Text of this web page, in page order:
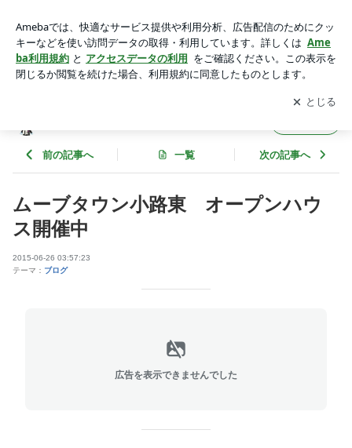
ログ
アプリをダウンロードして ブログの更新通知
を受け取りまし
ょう。
開く
前の記事へ 一覧 次の記事へ
ムーブタウン小路東 オープンハウ
ス開催中
2015-06-26 03:57:23
テーマ： ブログ
広告を表示できませんでした